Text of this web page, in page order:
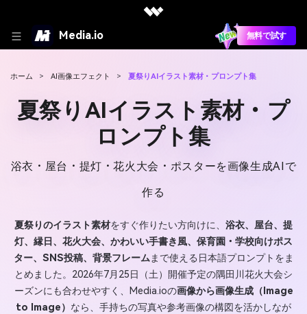
Media.io 無料で試す
ホーム > AI画像エフェクト > 夏祭りAIイラスト素材・プロンプト集
夏祭りAIイラスト素材・プ
ロンプト集
浴衣・屋台・提灯・花火大会・ポスターを画像生成AIで
作る
夏祭りのイラスト素材をすぐ作りたい方向けに、 浴衣、屋台、提
灯、縁日、花火大会、かわいい手書き風、保育園・学校向けポス
ター、SNS投稿、背景フレームまで使える日本語プロンプトをま
とめました。2026年7月25日（土）開催予定の隅田川花火大会シ
ーズンにも合わせやすく、Media.ioの画像から画像生成（Image
to Image） なら、手持ちの写真や参考画像の構図を活かしなが